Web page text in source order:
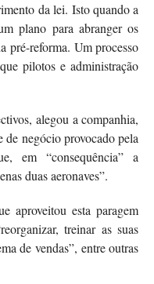
da lei. Isto quando a
plano para abranger os
pré-reforma. Um processo
pilotos e administração
alegou a companhia,
de negócio provocado pela
em “consequência” a
duas aeronaves”.
aproveitou esta paragem
treinar as suas
de vendas”, entre outras